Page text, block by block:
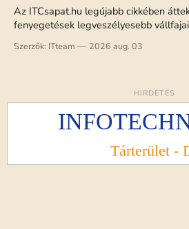
Az ITCsapat.hu legújabb cikkében
fenyegetések legveszélyesebb
kampányokat és az önállóan stratégiát
Szerzők: ITteam 2026 aug. 03
HIRDETÉS